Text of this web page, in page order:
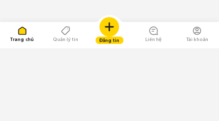
Trang chủ Quản lý tin Đăng tin Liên hệ Tài khoản